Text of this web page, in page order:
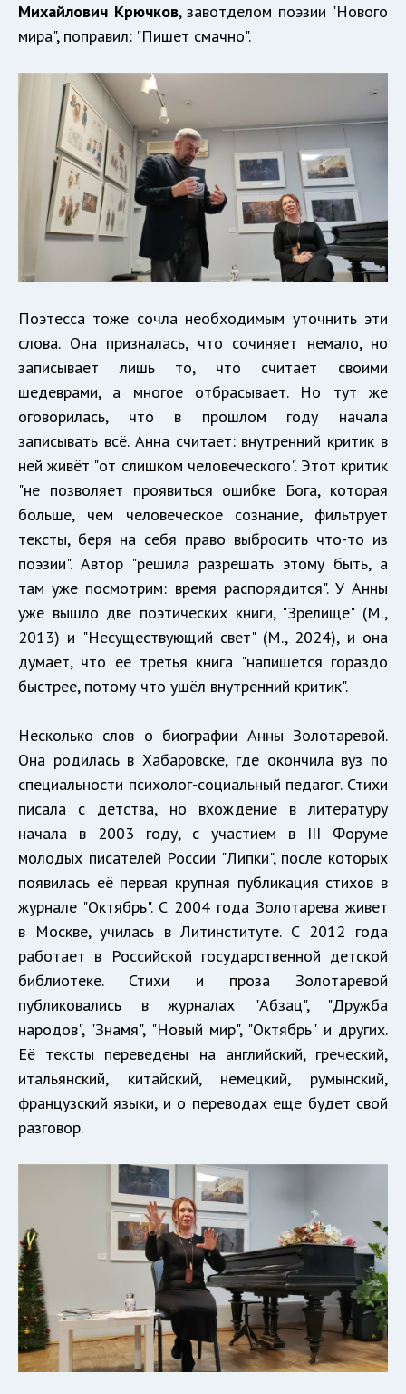
Михайлович Крючков, завотделом поэзии "Нового
мира", поправил: "Пишет смачно".
Поэтесса тоже сочла необходимым уточнить эти
слова. Она призналась, что сочиняет немало, но
записывает лишь то, что считает своими
шедеврами, а многое отбрасывает. Но тут же
оговорилась, что в прошлом году начала
записывать всё. Анна считает: внутренний критик в
ней живёт "от слишком человеческого". Этот критик
"не позволяет проявиться ошибке Бога, которая
больше, чем человеческое сознание, фильтрует
тексты, беря на себя право выбросить что-то из
поэзии". Автор "решила разрешать этому быть, а
там уже посмотрим: время распорядится". У Анны
уже вышло две поэтических книги, "Зрелище" (М.,
2013) и "Несуществующий свет" (М., 2024), и она
думает, что её третья книга "напишется гораздо
быстрее, потому что ушёл внутренний критик".
Несколько слов о биографии Анны Золотаревой.
Она родилась в Хабаровске, где окончила вуз по
специальности психолог-социальный педагог. Стихи
писала с детства, но вхождение в литературу
начала в 2003 году, с участием в III Форуме
молодых писателей России "Липки", после которых
появилась её первая крупная публикация стихов в
журнале "Октябрь". С 2004 года Золотарева живет
в Москве, училась в Литинституте. С 2012 года
работает в Российской государственной детской
библиотеке. Стихи и проза Золотаревой
публиковались в журналах "Абзац", "Дружба
народов", "Знамя", "Новый мир", "Октябрь" и других.
Её тексты переведены на английский, греческий,
итальянский, китайский, немецкий, румынский,
французский языки, и о переводах еще будет свой
разговор.